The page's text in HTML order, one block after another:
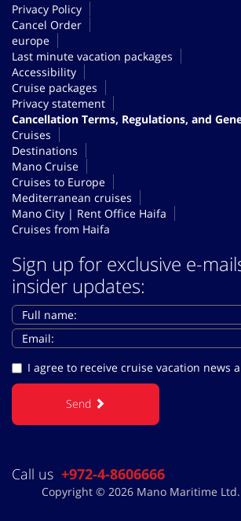
Privacy Policy
Cancel Order
europe
Last minute vacation packages
Accessibility
Cruise packages
Privacy statement
Cancellation Terms, Regulations, and
Cruises
Destinations
Mano Cruise
Cruises to Europe
Mediterranean cruises
Mano City | Rent Office Haifa
Cruises from Haifa
Sign up for exclusive e-
insider updates:
I agree to receive cruise vacation news
Send
Call us +972-4-8606666
Copyright © 2026 Mano Maritime